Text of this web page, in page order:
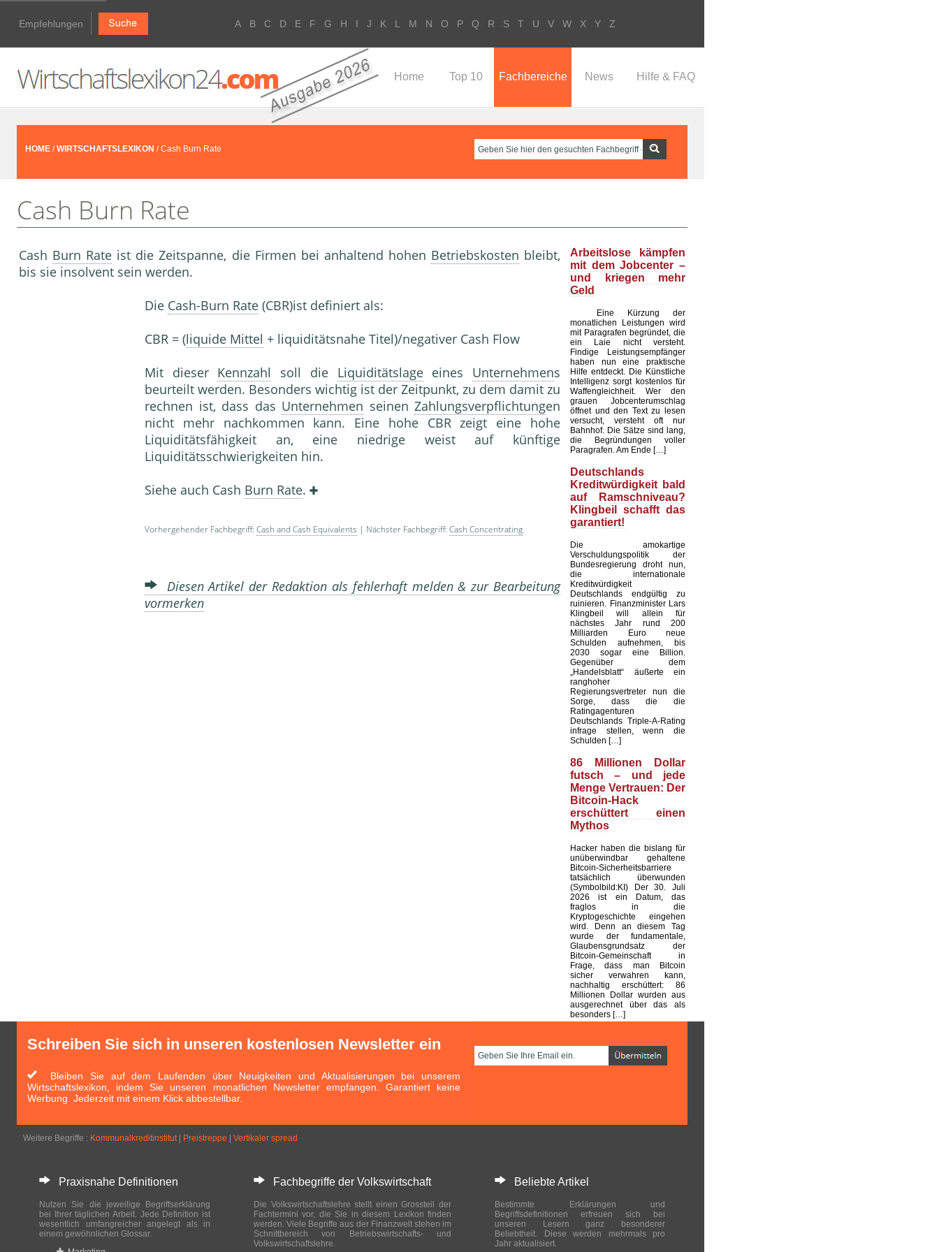
Empfehlungen A B C D E F G H I J K L M N O P Q R S T U V W X Y Z
Home Top 10 Fachbereiche News Hilfe & FAQ
HOME /WIRTSCHAFTSLEXIKON / Cash Burn Rate
Cash Burn Rate
Cash Burn Rate ist die Zeitspanne, die Firmen bei anhaltend hohen Betriebskosten bleibt,
bis sie insolvent sein werden.
Die Cash-Burn Rate (CBR)ist definiert als:
CBR = (liquide Mittel + liquiditätsnahe Titel)/negativer Cash Flow
Mit dieser Kennzahl soll die Liquiditätslageeines Unternehmens
beurteilt werden. Besonders wichtig ist der Zeitpunkt, zu dem damit zu
rechnen ist, dass das Unternehmen seinen Zahlungsverpflichtungen
nicht mehr nachkommen kann. Eine hohe CBR zeigt eine hohe
Liquiditätsfähigkeit an, eine niedrige weist auf künftige
Liquiditätsschwierigkeiten hin.
Siehe auch Cash Burn Rate.
Vorhergehender Fachbegriff: Cash and Cash Equivalents | Nächster Fachbegriff: Cash Concentrating
Diesen Artikel der Redaktion als fehlerhaft melden & zur Bearbeitung
vormerken
Arbeitslose kämpfen
mit dem Jobcenter –
und kriegen mehr
Geld
Eine Kürzung der
monatlichen Leistungen wird
mit Paragrafen begründet, die
ein Laie nicht versteht.
Findige Leistungsempfänger
haben nun eine praktische
Hilfe entdeckt. Die Künstliche
Intelligenz sorgt kostenlos für
Waffengleichheit. Wer den
grauen Jobcenterumschlag
öffnet und den Text zu lesen
versucht, versteht oft nur
Bahnhof. Die Sätze sind lang,
die Begründungen voller
Paragrafen. Am Ende […]
Deutschlands
Kreditwürdigkeit bald
auf Ramschniveau?
Klingbeil schafft das
garantiert!
Die amokartige
Verschuldungspolitik der
Bundesregierung droht nun,
die internationale
Kreditwürdigkeit
Deutschlands endgültig zu
ruinieren. Finanzminister Lars
Klingbeil will allein für
nächstes Jahr rund 200
Milliarden Euro neue
Schulden aufnehmen, bis
2030 sogar eine Billion.
Gegenüber dem
„Handelsblatt“ äußerte ein
ranghoher
Regierungsvertreter nun die
Sorge, dass die die
Ratingagenturen
Deutschlands Triple-A-Rating
infrage stellen, wenn die
Schulden […]
86 Millionen Dollar
futsch – und jede
Menge Vertrauen: Der
Bitcoin-Hack
erschüttert einen
Mythos
Hacker haben die bislang für
unüberwindbar gehaltene
Bitcoin-Sicherheitsbarriere
tatsächlich überwunden
(Symbolbild:KI) Der 30. Juli
2026 ist ein Datum, das
fraglos in die
Kryptogeschichte eingehen
wird. Denn an diesem Tag
wurde der fundamentale,
Glaubensgrundsatz der
Bitcoin-Gemeinschaft in
Frage, dass man Bitcoin
sicher verwahren kann,
nachhaltig erschüttert: 86
Millionen Dollar wurden aus
ausgerechnet über das als
besonders […]
Schreiben Sie sich in unseren kostenlosen Newsletter ein
Bleiben Sie auf dem Laufenden über Neuigkeiten und Aktualisierungen bei unserem
Wirtschaftslexikon, indem Sie unseren monatlichen Newsletter empfangen. Garantiert keine
Werbung. Jederzeit mit einem Klick abbestellbar.
Weitere Begriffe : Kommunalkreditinstitut| Preistreppe Vertikaler spread
Praxisnahe Definitionen
Nutzen Sie die jeweilige Begriffserklärung
bei Ihrer täglichen Arbeit. Jede Definition ist
wesentlich umfangreicher angelegt als in
einem gewöhnlichen Glossar.
Fachbegriffe der Volkswirtschaft
Die Volkswirtschaftslehre stellt einen Grossteil der
Fachtermini vor, die Sie in diesem Lexikon finden
werden. Viele Begriffe aus der Finanzwelt stehen im
Schnittbereich von Betriebswirtschafts- und
Volkswirtschaftslehre.
Beliebte Artikel
Bestimmte Erklärungen und
Begriffsdefinitionen erfreuen sich bei
unseren Lesern ganz besonderer
Beliebtheit. Diese werden mehrmals pro
Jahr aktualisiert.